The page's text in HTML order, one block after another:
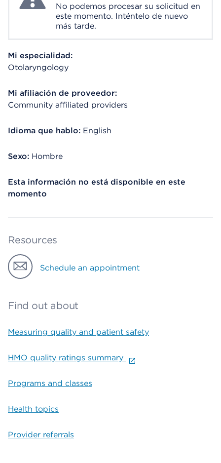
No podemos procesar su solicitud en
este momento. Inténtelo de nuevo
más tarde.
Mi especialidad:
Otolaryngology
Mi afiliación de proveedor:
Community affiliated providers
Idioma que hablo: English
Sexo: Hombre
Esta información no está disponible en este
momento
Resources
Schedule an appointment
Find out about
Measuring quality and patient safety
HMO quality ratings summary
Programs and classes
Health topics
Provider referrals